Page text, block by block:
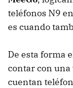
teléfonos N9
es cuando
De esta forma
contar con
cuentan